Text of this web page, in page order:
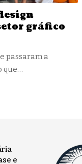
gráfico
passaram a
que…
e